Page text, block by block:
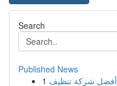
Search
Published News
1 أفضل شركة تنظيف